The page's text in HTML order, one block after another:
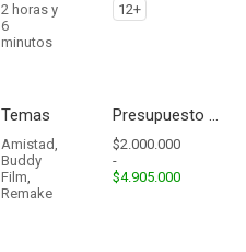
2 horas y
6
minutos
12+
Temas
Amistad,
Buddy
Film,
Remake
Presupuesto - Ingresos
$2.000.000
-
$4.905.000